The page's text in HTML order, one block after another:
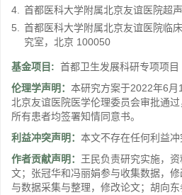
4. 首都医科大学附属北京友谊医院超
5. 首都医科大学附属北京友谊医院临
究室，北京 100050
基金项目: 首都卫生发展科研专项项目
伦理学声明： 本研究方案于2022年6
北京友谊医院医学伦理委员会审批通
所有患者均签署知情同意书。
利益冲突声明： 本文不存在任何利益冲
作者贡献声明： 王民负责研究实施，
文；张冠华和冯丽娟参与收集数据，
与数据采集与整理，修改论文；胡向